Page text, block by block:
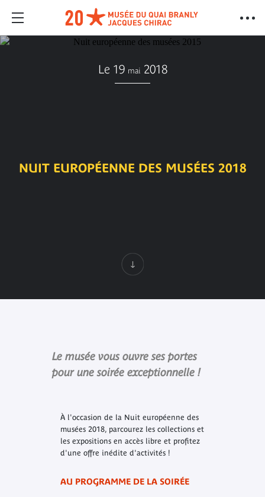
Le 19 mai 2018
NUIT EUROPÉENNE DES MUSÉES 2018
Le musée vous ouvre ses portes
pour une soirée exceptionnelle !
À l'occasion de la Nuit européenne des
musées 2018, parcourez les collections et
les expositions en accès libre et profitez
d'une offre inédite d'activités !
AU PROGRAMME DE LA SOIRÉE